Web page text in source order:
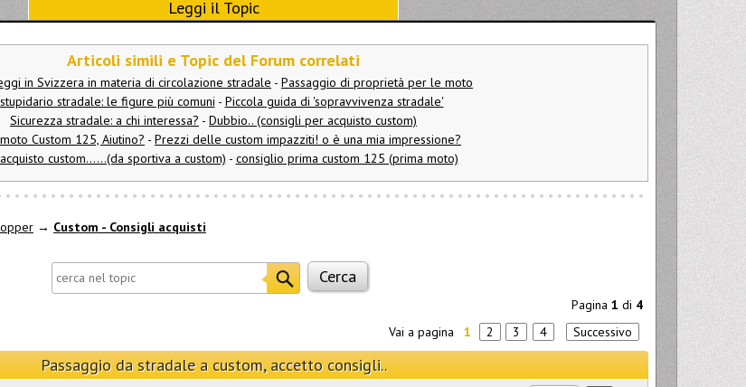
Leggi il Topic
Articoli simili e Topic del Forum correlati
in Svizzera in materia di circolazione stradale - Passaggio di proprietà per le moto
stradale: le figure più comuni - Piccola guida di 'sopravvivenza stradale'
Sicurezza stradale: a chi interessa? - Dubbio.. (consigli per acquisto custom)
Custom 125, Aiutino? - Prezzi delle custom impazziti! o è una mia impressione?
custom......(da sportiva a custom) - consiglio prima custom 125 (prima moto)
→ Custom - Consigli acquisti
Pagina 1 di 4
Vai a pagina
1 2 3 4 Successivo
Passaggio da stradale a custom, accetto consigli..